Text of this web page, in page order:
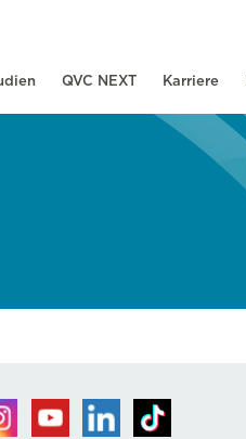
QVC NEXT Karriere